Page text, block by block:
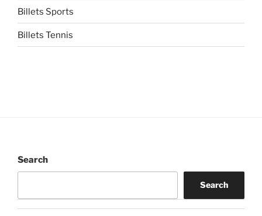
Billets Sports
Billets Tennis
Search
Search